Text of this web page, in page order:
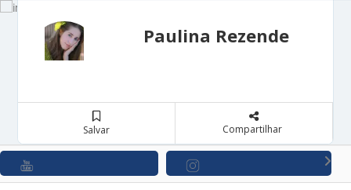
Paulina Rezende
Salvar Compartilhar